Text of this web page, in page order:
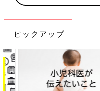
ピックアップ